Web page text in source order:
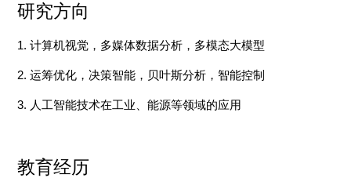
研究方向
1. 计算机视觉，多媒体数据分析，多模态大模型
2. 运筹优化，决策智能，贝叶斯分析，智能控制
3. 人工智能技术在工业、能源等领域的应用
教育经历